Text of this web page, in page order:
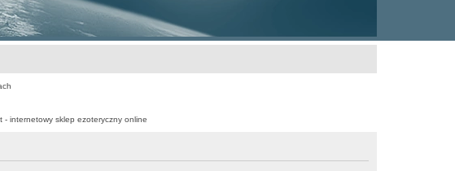
- internetowy sklep ezoteryczny online